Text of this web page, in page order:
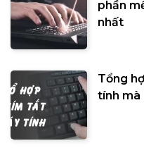
phần
nhất
Tổng
tính mà